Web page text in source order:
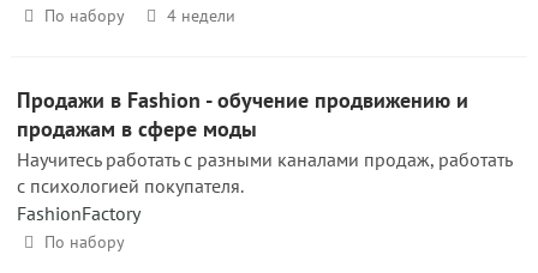
По набору 4 недели
Продажи в Fashion - обучение продвижению и
продажам в сфере моды
Научитесь работать с разными каналами продаж, работать
с психологией покупателя.
FashionFactory
По набору